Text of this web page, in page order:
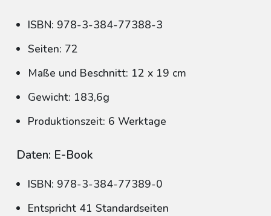
ISBN: 978-3-384-77388-3
Seiten: 72
Maße und Beschnitt: 12 x 19 cm
Gewicht: 183,6g
Produktionszeit: 6 Werktage
Daten: E-Book
ISBN: 978-3-384-77389-0
Entspricht 41 Standardseiten